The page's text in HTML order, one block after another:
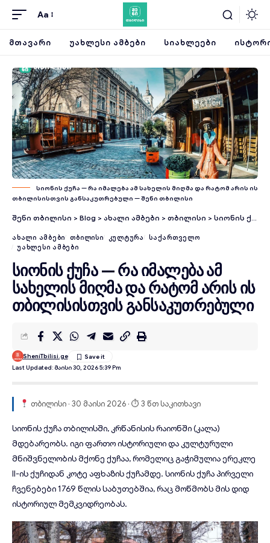
Aa
ᲛᲗᲐᲕᲐᲠᲘ ᲣᲐᲮᲚᲔᲡᲘ ᲐᲛᲑᲔᲑᲘ ᲡᲘᲐᲮᲚᲔᲔᲑᲘ
სიონის ქუჩა — რა იმალება ამ სახელის მიღმა და რატომ არის ის
თბილისისთვის განსაკუთრებული — შენი თბილისი
შენი თბილისი > Blog > ახალი ამბები > თბილისი > სიონის ქუჩა — რა იმალება ამ სახელის მიღმა და რატომ არის ის თბილისისთვის განსაკუთრებული
ᲐᲮᲐᲚᲘ ᲐᲛᲑᲔᲑᲘ ᲗᲑᲘᲚᲘᲡᲘ ᲙᲣᲚᲢᲣᲠᲐ
ᲡᲐᲥᲐᲠᲗᲕᲔᲚᲝ
ᲣᲐᲮᲚᲔᲡᲘ ᲐᲛᲑᲔᲑᲘ
სიონის ქუჩა — რა იმალება ამ
სახელის მიღმა და რატომ არის ის
თბილისისთვის განსაკუთრებული
Last Updated: Მაისი 30, 2026 5:39 Pm
SheniTbilisi.ge
თბილისი · 30 მაისი 2026 · ⏱ 3 წთ საკითხავი
სიონის ქუჩათბილისში, კრწანისის რაიონში (კალა)
მდებარეობს. იგი ფართო ისტორიული და კულტურული
მნიშვნელობის მქონე ქუჩაა, რომელიც გაჭიმულია ერეკლე
II-ის ქუჩიდან კოტე აფხაზის ქუჩამდე. სიონის ქუჩა პირველი
ჩვენებები 1769 წლის საბუთებშია, რაც მოწმობს მის დიდ
ისტორიულ მემკვიდრეობას.